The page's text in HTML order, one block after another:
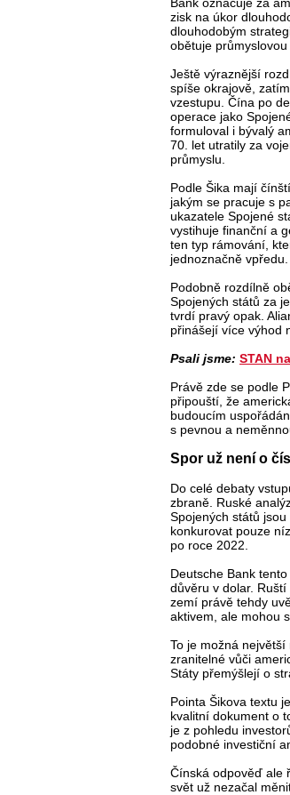
zisk na úkor
dlouhodobým
obětuje
Ještě výraznější
spíše okrajově,
vzestupu. Čína po
operace jako
formuloval i bývalý
70. let utratily za
průmyslu.
Podle Šika mají
jakým se pracuje s
ukazatele Spojené
vystihuje finanční a
ten typ rámování,
jednoznačně vpředu.
Podobně rozdílně
Spojených států za
tvrdí pravý opak.
přinášejí více výhod
Psali jsme: STAN
Právě zde se podle
připouští, že
budoucím
s pevnou a
Spor už není o
Do celé debaty
zbraně. Ruské
Spojených států
konkurovat pouze
po roce 2022.
Deutsche Bank
důvěru v dolar.
zemí právě tehdy
aktivem, ale mohou
To je možná
zranitelné vůči
Státy přemýšlejí o
Pointa Šikova textu
kvalitní dokument o
je z pohledu
podobné investiční
Čínská odpověď ale
svět už nezačal